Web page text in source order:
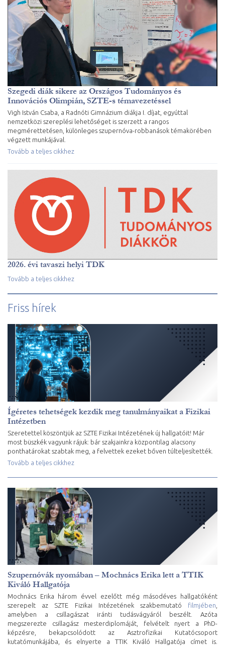
Szegedi diák sikere az Országos Tudományos és
Innovációs Olimpián, SZTE-s témavezetéssel
Vigh István Csaba, a Radnóti Gimnázium diákja I. díjat, egyúttal
nemzetközi szereplési lehetőséget is szerzett a rangos
megmérettetésen, különleges szupernóva-robbanások témakörében
végzett munkájával.
Tovább a teljes cikkhez
2026. évi tavaszi helyi TDK
Tovább a teljes cikkhez
Friss hírek
Ígéretes tehetségek kezdik meg tanulmányaikat a Fizikai
Intézetben
Szeretettel köszöntjük az SZTE Fizikai Intézetének új hallgatóit! Már
most büszkék vagyunk rájuk: bár szakjainkra központilag alacsony
ponthatárokat szabtak meg, a felvettek ezeket bőven túlteljesítették.
Tovább a teljes cikkhez
Szupernóvák nyomában – Mochnács Erika lett a TTIK
Kiváló Hallgatója
Mochnács Erika három évvel ezelőtt még másodéves hallgatóként
szerepelt az SZTE Fizikai Intézetének szakbemutató filmjében
amelyben a csillagászat iránti tudásvágyáról beszélt. Azóta
megszerezte csillagász mesterdiplomáját, felvételt nyert a PhD-
képzésre, bekapcsolódott az Asztrofizikai Kutatócsoport
kutatómunkájába, és elnyerte a TTIK Kiváló Hallgatója címet is.